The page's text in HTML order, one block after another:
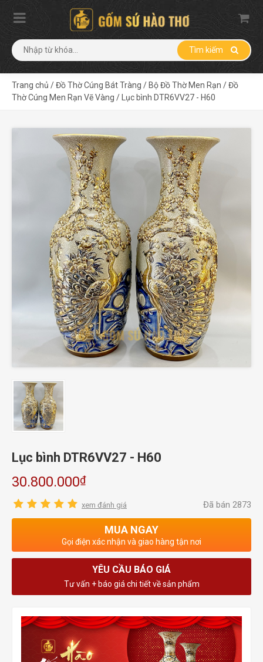
Tìm kiếm
Trang chủ /Đồ Thờ Cúng Bát Tràng / Bộ Đồ Thờ Men Rạn /Đồ
Thờ Cúng Men Rạn Vẽ Vàng / Lục bình DTR6VV27 - H60
Lục bình DTR6VV27 - H60
30.800.000₫
xem đánh giá Đã bán 2873
MUA NGAY
Gọi điện xác nhận và giao hàng tận nơi
YÊU CẦU BÁO GIÁ
Tư vấn + báo giá chi tiết về sản phẩm